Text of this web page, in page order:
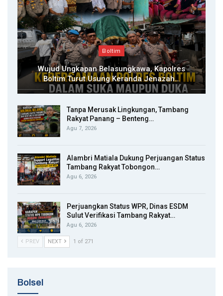
Boltim
Wujud Ungkapan Belasungkawa, Kapolres
Boltim Turut Usung Keranda Jenazah…
Tanpa Merusak Lingkungan, Tambang
Rakyat Panang – Benteng…
Agu 7, 2026
Alambri Matiala Dukung Perjuangan Status
Tambang Rakyat Tobongon…
Agu 6, 2026
Perjuangkan Status WPR, Dinas ESDM
Sulut Verifikasi Tambang Rakyat…
Agu 6, 2026
PREV NEXT 1 of 271
Bolsel